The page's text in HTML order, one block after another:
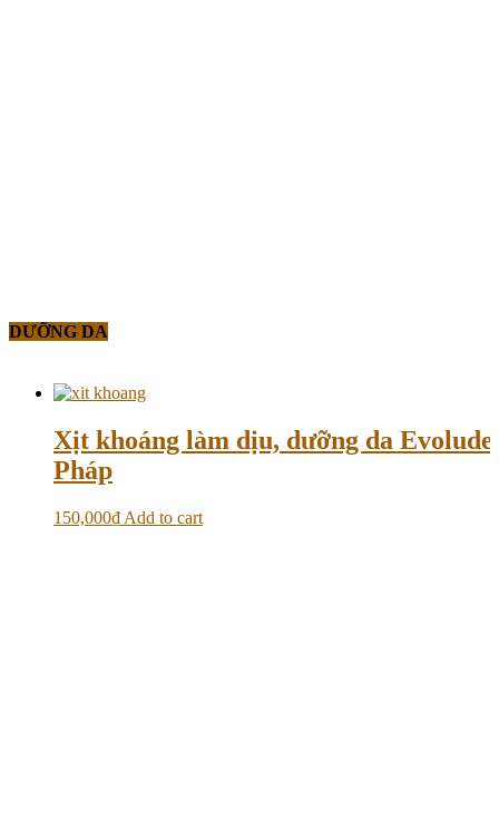
DƯỠNG DA
Xịt khoáng làm dịu, dưỡng da
Pháp
150,000₫ Add to cart